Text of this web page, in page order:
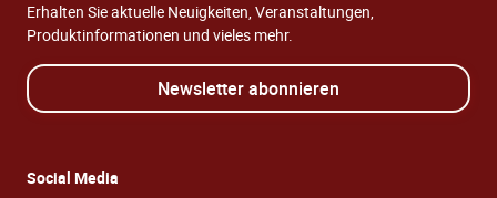
Erhalten Sie aktuelle Neuigkeiten, Veranstaltungen,
Produktinformationen und vieles mehr.
Newsletter abonnieren
Social Media